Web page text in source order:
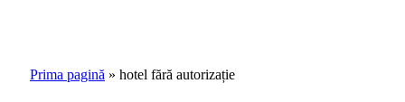
Prima pagină » hotel fără autorizație